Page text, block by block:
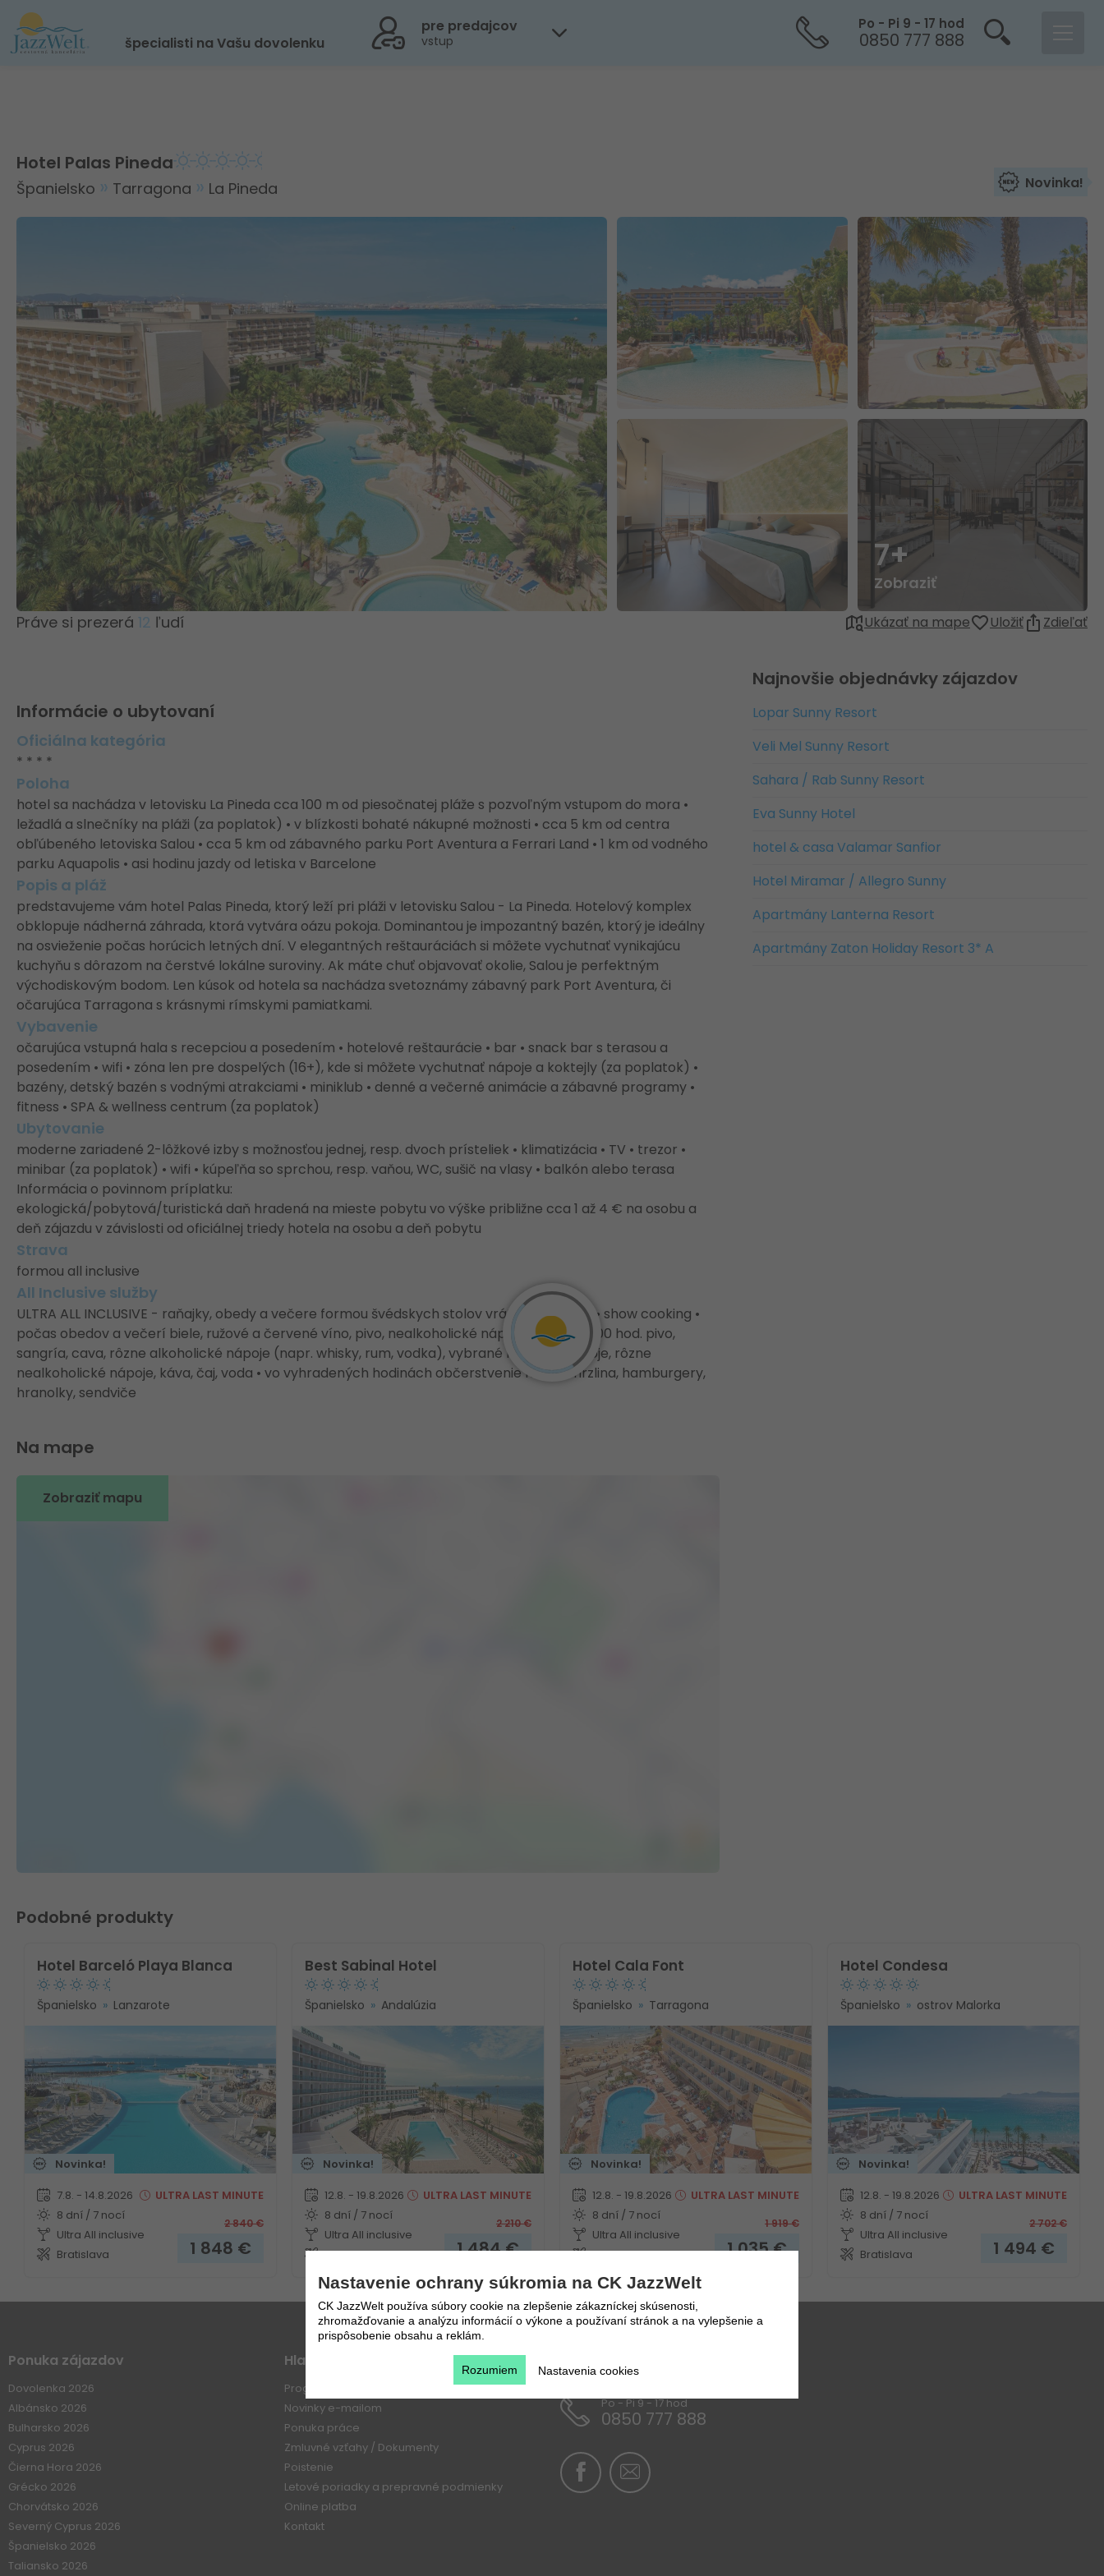
špecialisti na Vašu dovolenku
pre predajcov
vstup
Po - Pi 9 - 17 hod
0850 777 888
Hotel Palas Pineda
Španielsko Tarragona La Pineda Novinka!
7+
Zobraziť
Práve si prezerá 12 ľudí Ukázať na mape Uložiť Zdieľať
Informácie o ubytovaní
Oficiálna kategória
* * * *
Poloha
hotel sa nachádza v letovisku La Pineda cca 100 m od piesočnatej pláže s pozvoľným vstupom do mora •
ležadlá a slnečníky na pláži (za poplatok) • v blízkosti bohaté nákupné možnosti • cca 5 km od centra
obľúbeného letoviska Salou • cca 5 km od zábavného parku Port Aventura a Ferrari Land • 1 km od vodného
parku Aquapolis • asi hodinu jazdy od letiska v Barcelone
Popis a pláž
predstavujeme vám hotel Palas Pineda, ktorý leží pri pláži v letovisku Salou - La Pineda. Hotelový komplex
obklopuje nádherná záhrada, ktorá vytvára oázu pokoja. Dominantou je impozantný bazén, ktorý je ideálny
na osvieženie počas horúcich letných dní. V elegantných reštauráciách si môžete vychutnať vynikajúcu
kuchyňu s dôrazom na čerstvé lokálne suroviny. Ak máte chuť objavovať okolie, Salou je perfektným
východiskovým bodom. Len kúsok od hotela sa nachádza svetoznámy zábavný park Port Aventura, či
očarujúca Tarragona s krásnymi rímskymi pamiatkami.
Vybavenie
očarujúca vstupná hala s recepciou a posedením • hotelové reštaurácie • bar • snack bar s terasou a
posedením • wifi • zóna len pre dospelých (16+), kde si môžete vychutnať nápoje a koktejly (za poplatok) •
bazény, detský bazén s vodnými atrakciami • miniklub • denné a večerné animácie a zábavné programy •
fitness • SPA & wellness centrum (za poplatok)
Ubytovanie
moderne zariadené 2-lôžkové izby s možnosťou jednej, resp. dvoch prísteliek • klimatizácia • TV • trezor •
minibar (za poplatok) • wifi • kúpeľňa so sprchou, resp. vaňou, WC, sušič na vlasy • balkón alebo terasa
Informácia o povinnom príplatku:
ekologická/pobytová/turistická daň hradená na mieste pobytu vo výške približne cca 1 až 4 € na osobu a
deň zájazdu v závislosti od oficiálnej triedy hotela na osobu a deň pobytu
Strava
formou all inclusive
All Inclusive služby
ULTRA ALL INCLUSIVE - raňajky, obedy a večere formou švédskych stolov vrátane nápojov • show cooking •
počas obedov a večerí biele, ružové a červené víno, pivo, nealkoholické nápoje • 10:00- 23:00 hod. pivo,
sangría, cava, rôzne alkoholické nápoje (napr. whisky, rum, vodka), vybrané miešané nápoje, rôzne
nealkoholické nápoje, káva, čaj, voda • vo vyhradených hodinách občerstvenie napr. zmrzlina, hamburgery,
hranolky, sendviče
Na mape
Zobraziť mapu
Najnovšie objednávky zájazdov
Lopar Sunny Resort
Veli Mel Sunny Resort
Sahara / Rab Sunny Resort
Eva Sunny Hotel
hotel & casa Valamar Sanfior
Hotel Miramar / Allegro Sunny
Apartmány Lanterna Resort
Apartmány Zaton Holiday Resort 3* A
Podobné produkty
Hotel Barceló Playa Blanca
Španielsko Lanzarote
Novinka!
7.8. - 14.8.2026
8 dní / 7 nocí
Ultra All inclusive
Bratislava
ULTRA LAST MINUTE
2 840€
1 848 €
Best Sabinal Hotel
Španielsko Andalúzia
Novinka!
12.8. - 19.8.2026
8 dní / 7 nocí
Ultra All inclusive
Bratislava
ULTRA LAST MINUTE
2 210€
1 484€
Hotel Cala Font
Španielsko Tarragona
Novinka!
12.8. - 19.8.2026
8 dní / 7 nocí
Ultra All inclusive
Bratislava
ULTRA LAST MINUTE
1 919€
1 035€
Hotel Condesa
Španielsko ostrov Malorka
Novinka!
12.8. - 19.8.2026
8 dní / 7 nocí
Ultra All inclusive
Bratislava
ULTRA LAST MINUTE
2 702€
1 494 €
Ponuka zájazdov
Dovolenka 2026
Albánsko 2026
Bulharsko 2026
Cyprus 2026
Čierna Hora 2026
Grécko 2026
Chorvátsko 2026
Severný Cyprus 2026
Španielsko 2026
Taliansko 2026
Hlavné Menu
Program 60+
Novinky e-mailom
Ponuka práce
Zmluvné vzťahy / Dokumenty
Poistenie
Letové poriadky a prepravné podmienky
Online platba
Kontakt
Po - Pi 9 - 17 hod
0850 777 888
Nastavenie ochrany súkromia na CK JazzWelt
CK JazzWelt používa súbory cookie na zlepšenie zákazníckej skúsenosti,
zhromažďovanie a analýzu informácií o výkone a používaní stránok a na vylepšenie a
prispôsobenie obsahu a reklám.
Nastavenia cookies
Rozumiem